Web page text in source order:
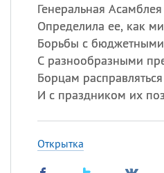
Генеральная
Определила ее, как
Борьбы с
С разнообразными
Борцам
И с праздником их
Открытка